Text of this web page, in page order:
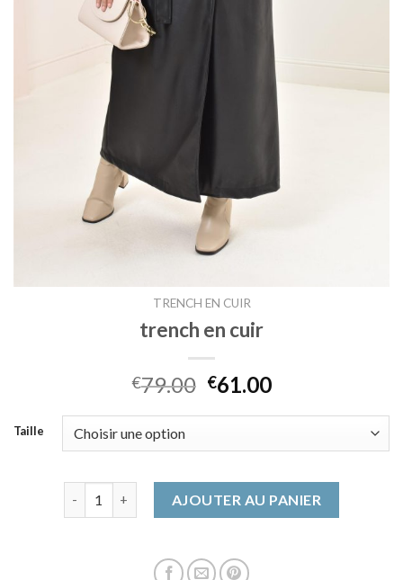
TRENCH EN CUIR
trench en cuir
€79.00 €61.00
Taille
AJOUTER AU PANIER